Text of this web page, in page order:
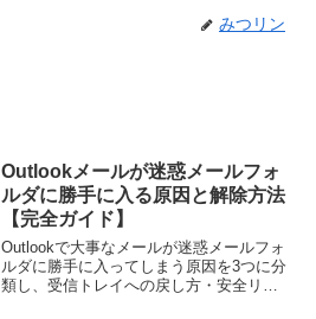
みつリン
Outlookメールが迷惑メールフォ
ルダに勝手に入る原因と解除方法
【完全ガイド】
Outlookで大事なメールが迷惑メールフォ
ルダに勝手に入ってしまう原因を3つに分
類し、受信トレイへの戻し方・安全リス